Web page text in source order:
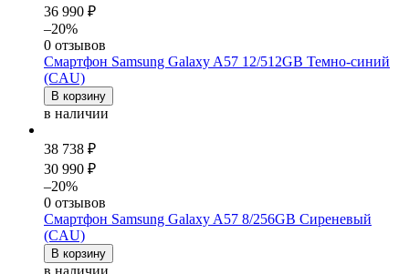
36 990 ₽
–20%
0 отзывов
Смартфон Samsung Galaxy A57 12/512GB Темно-синий
(CAU)
В корзину
в наличии
38 738 ₽
30 990 ₽
–20%
0 отзывов
Смартфон Samsung Galaxy A57 8/256GB Сиреневый
(CAU)
В корзину
в наличии